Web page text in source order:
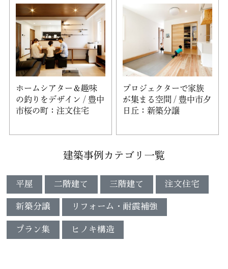
ホームシアター＆趣味
の釣りをデザイン / 豊中
市桜の町：注文住宅
プロジェクターで家族
が集まる空間 / 豊中市夕
日丘：新築分譲
建築事例カテゴリ一覧
平屋 二階建て 三階建て 注文住宅
新築分譲 リフォーム・耐震補強
プラン集 ヒノキ構造